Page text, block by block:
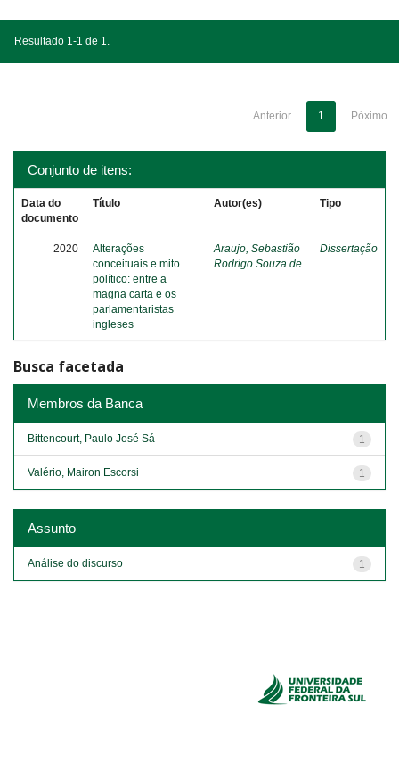
Resultado 1-1 de 1.
Anterior 1 Póximo
Conjunto de itens:
Data do
documento
Título Autor(es) Tipo
2020
Alterações
conceituais e mito
político: entre a
magna carta e os
parlamentaristas
ingleses
Araujo, Sebastião
Rodrigo Souza de
Dissertação
Busca facetada
Membros da Banca
1
Bittencourt, Paulo José Sá
1
Valério, Mairon Escorsi
Assunto
1
Análise do discurso